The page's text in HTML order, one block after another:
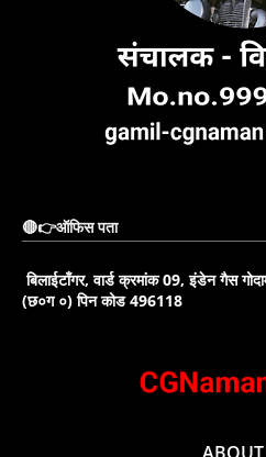
🔴👉ऑफिस पता
बिलाईटाँगर, वार्ड क्रमांक 09, इंडेन गैस
(छ०ग ०) पिन कोड 496118